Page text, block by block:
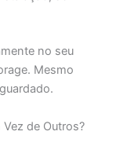
no seu
Mesmo
Vez de Outros?